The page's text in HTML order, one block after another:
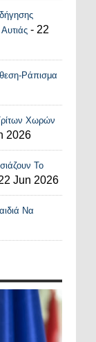
- 22
Ράπισμα
Χωρών
2026
Το
Jun 2026
Να